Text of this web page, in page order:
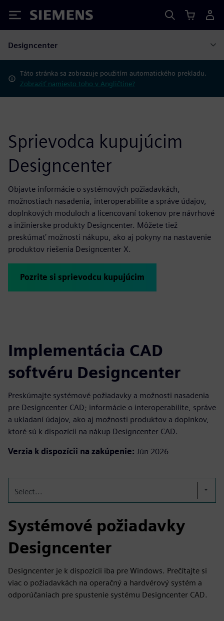
Siemens
Designcenter
Táto stránka sa zobrazuje použitím automatického prekladu.
Zobraziť namiesto toho v Angličtine?
Sprievodca kupujúcim
Designcenter
Objavte informácie o systémových požiadavkách,
možnostiach nasadenia, interoperabilite a správe údajov,
doplnkových moduloch a licencovaní tokenov pre návrhové
a inžinierske produkty Designcenter. Môžete tiež
preskúmať možnosti nákupu, ako aj pokyny na nastavenie
produktov riešenia Designcenter X.
Pozrite si sprievodcu kupujúcim
Implementácia CAD
softvéru Designcenter
Preskúmajte systémové požiadavky a možnosti nasadenia
pre Designcenter CAD; informácie o interoperabilite, správe
a ukladaní údajov, ako aj možnosti produktov a doplnkov,
ktoré sú k dispozícii na nákup Designcenter CAD.
Verzia k dispozícii na zakúpenie: Jún 2026
Select...
Systémové požiadavky
Designcenter
Designcenter je k dispozícii iba pre Windows. Prečítajte si
viac o požiadavkách na operačný a hardvérový systém a
odporúčaniach pre spustenie systému Designcenter CAD.